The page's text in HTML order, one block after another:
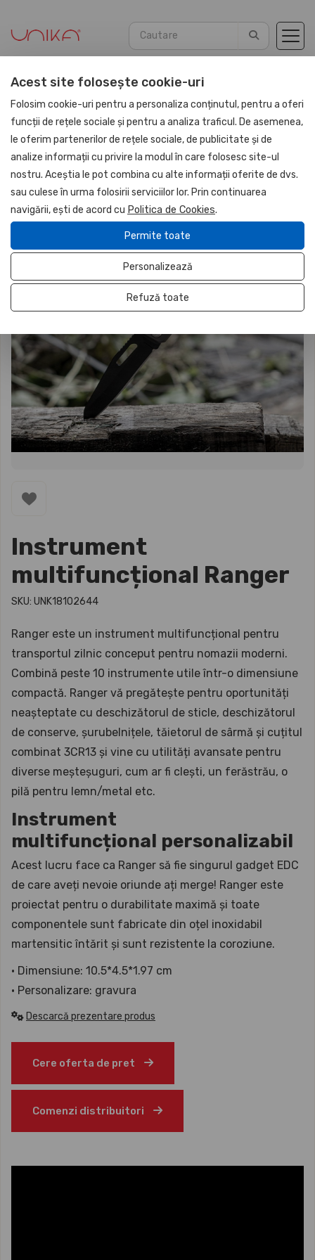
Acasă Promotionale
Instrument
multifuncțional Ranger
SKU: UNK18102644
Ranger este un instrument multifuncțional pentru
transportul zilnic conceput pentru nomazii moderni.
Combină peste 10 instrumente utile într-o dimensiune
compactă. Ranger vă pregătește pentru oportunități
neașteptate cu deschizătorul de sticle, deschizătorul
de conserve, șurubelnițele, tăietorul de sârmă și cuțitul
combinat 3CR13 și vine cu utilități avansate pentru
diverse meșteșuguri, cum ar fi clești, un ferăstrău, o
pilă pentru lemn/metal etc.
Instrument
multifuncțional personalizabil
Acest lucru face ca Ranger să fie singurul gadget EDC
de care aveți nevoie oriunde ați merge! Ranger este
proiectat pentru o durabilitate maximă și toate
componentele sunt fabricate din oțel inoxidabil
martensitic întărit și sunt rezistente la coroziune.
• Dimensiune: 10.5*4.5*1.97 cm
• Personalizare: gravura
Descarcă prezentare produs
Cere oferta de pret
Comenzi distribuitori
Acest site folosește cookie-uri
Folosim cookie-uri pentru a personaliza conținutul, pentru a oferi
funcții de rețele sociale și pentru a analiza traficul. De asemenea,
le oferim partenerilor de rețele sociale, de publicitate și de
analize informații cu privire la modul în care folosesc site-ul
nostru. Aceștia le pot combina cu alte informații oferite de dvs.
sau culese în urma folosirii serviciilor lor. Prin continuarea
navigării, ești de acord cu Politica de Cookies.
Permite toate
Personalizează
Refuză toate